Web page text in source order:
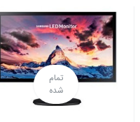
تمام
شده